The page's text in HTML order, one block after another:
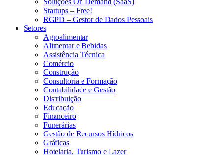
Startups – Free!
RGPD – Gestor de Dados Pessoais
Setores
Agroalimentar
Alimentar e Bebidas
Assistência Técnica
Comércio
Construção
Consultoria e Formação
Contabilidade e Gestão
Distribuição
Educação
Financeiro
Funerárias
Gestão de Recursos Hídricos
Gráficas
Hotelaria, Turismo e Lazer